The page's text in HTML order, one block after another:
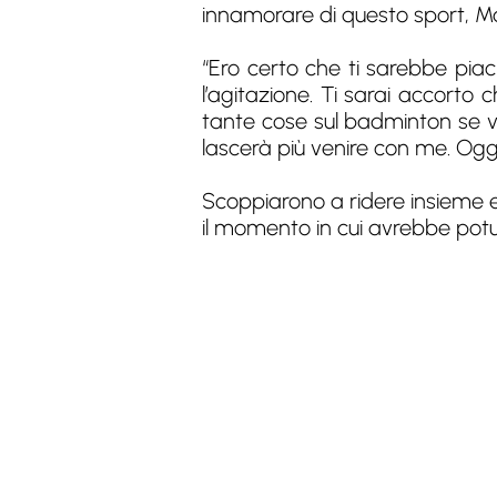
innamorare di questo sport,
“Ero certo che ti sarebbe
l’agitazione. Ti sarai accorto
tante cose sul badminton se
lascerà più venire con me.
Scoppiarono a ridere insieme
il momento in cui avrebbe